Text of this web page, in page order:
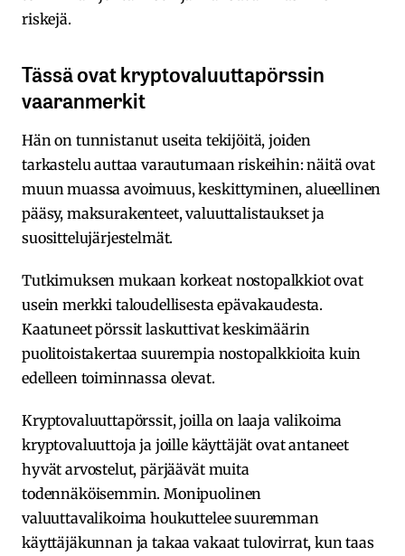
riskejä.
Tässä ovat kryptovaluuttapörssin
vaaranmerkit
Hän on tunnistanut useita tekijöitä, joiden
tarkastelu auttaa varautumaan riskeihin: näitä ovat
muun muassa avoimuus, keskittyminen, alueellinen
pääsy, maksurakenteet, valuuttalistaukset ja
suosittelujärjestelmät.
Tutkimuksen mukaan korkeat nostopalkkiot ovat
usein merkki taloudellisesta epävakaudesta.
Kaatuneet pörssit laskuttivat keskimäärin
puolitoistakertaa suurempia nostopalkkioita kuin
edelleen toiminnassa olevat.
Kryptovaluuttapörssit, joilla on laaja valikoima
kryptovaluuttoja ja joille käyttäjät ovat antaneet
hyvät arvostelut, pärjäävät muita
todennäköisemmin. Monipuolinen
valuuttavalikoima houkuttelee suuremman
käyttäjäkunnan ja takaa vakaat tulovirrat, kun taas